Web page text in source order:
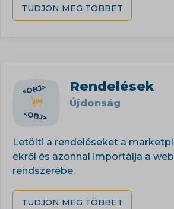
TUDJON MEG TÖBBET
Rendelések
Újdonság
Letölti a rendeléseket a
ekről és azonnal importálja a
rendszerébe.
TUDJON MEG TÖBBET